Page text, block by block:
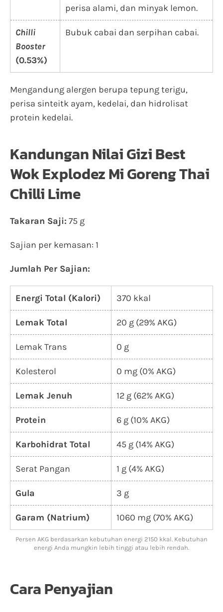
perisa alami, dan minyak lemon.
Chilli
Booster
(0.53%)
Bubuk cabai dan serpihan cabai.
Mengandung alergen berupa tepung terigu,
perisa sinteitk ayam, kedelai, dan hidrolisat
protein kedelai.
Kandungan Nilai Gizi Best
Wok Explodez Mi Goreng Thai
Chilli Lime
Takaran Saji: 75 g
Sajian per kemasan: 1
Jumlah Per Sajian:
Energi Total (Kalori) 370 kkal
Lemak Total 20 g (29% AKG)
Lemak Trans 0 g
Kolesterol 0 mg (0% AKG)
Lemak Jenuh 12 g (62% AKG)
Protein 6 g (10% AKG)
Karbohidrat Total 45 g (14% AKG)
Serat Pangan 1 g (4% AKG)
Gula 3 g
Garam (Natrium) 1060 mg (70% AKG)
Persen AKG berdasarkan kebutuhan energi 2150 kkal. Kebutuhan
energi Anda mungkin lebih tinggi atau lebih rendah.
Cara Penyajian